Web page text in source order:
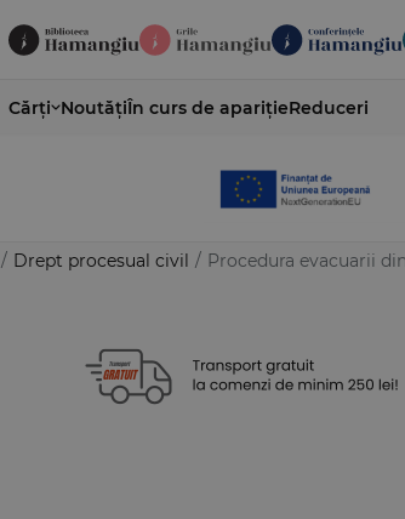
Cărți NoutățiÎn curs de aparițieReduceri
/ Drept procesual civil / Procedura evacuarii